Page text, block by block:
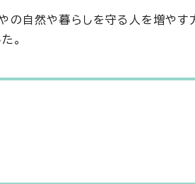
の自然や暮らしを守る人を増やす
。